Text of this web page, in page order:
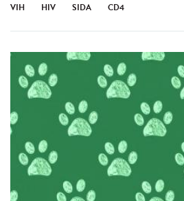
VIH HIV SIDA CD4